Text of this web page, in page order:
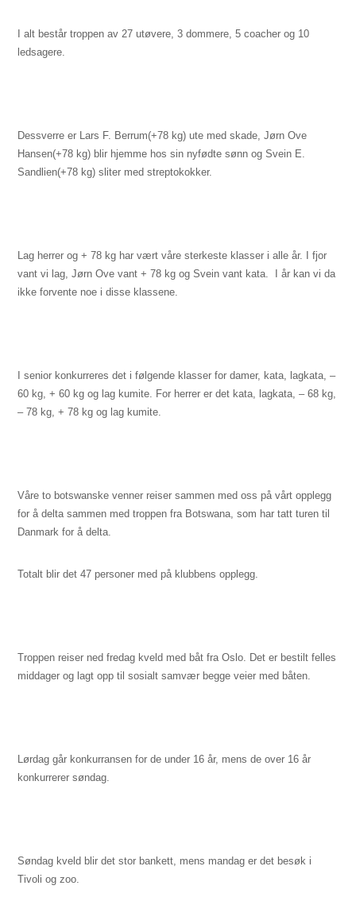
I alt består troppen av 27 utøvere, 3 dommere, 5 coacher og 10
ledsagere.
Dessverre er Lars F. Berrum(+78 kg) ute med skade, Jørn Ove
Hansen(+78 kg) blir hjemme hos sin nyfødte sønn og Svein E.
Sandlien(+78 kg) sliter med streptokokker.
Lag herrer og + 78 kg har vært våre sterkeste klasser i alle år. I fjor
vant vi lag, Jørn Ove vant + 78 kg og Svein vant kata.
I år kan vi da
ikke forvente noe i disse klassene.
I senior konkurreres det i følgende klasser for damer, kata, lagkata, –
60 kg, + 60 kg og lag kumite. For herrer er det kata, lagkata, – 68 kg,
– 78 kg, + 78 kg og lag kumite.
Våre to botswanske venner reiser sammen med oss på vårt opplegg
for å delta sammen med troppen fra Botswana, som har tatt turen til
Danmark for å delta.
Totalt blir det 47 personer med på klubbens opplegg.
Troppen reiser ned fredag kveld med båt fra Oslo. Det er bestilt felles
middager og lagt opp til sosialt samvær begge veier med båten.
Lørdag går konkurransen for de under 16 år, mens de over 16 år
konkurrerer søndag.
Søndag kveld blir det stor bankett, mens mandag er det besøk i
Tivoli og zoo.